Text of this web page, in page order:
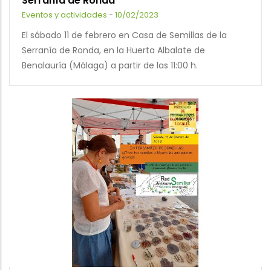
Eventos y actividades - 10/02/2023
El sábado 11 de febrero en Casa de Semillas de la
Serranía de Ronda, en la Huerta Albalate de
Benalauría (Málaga) a partir de las 11:00 h.